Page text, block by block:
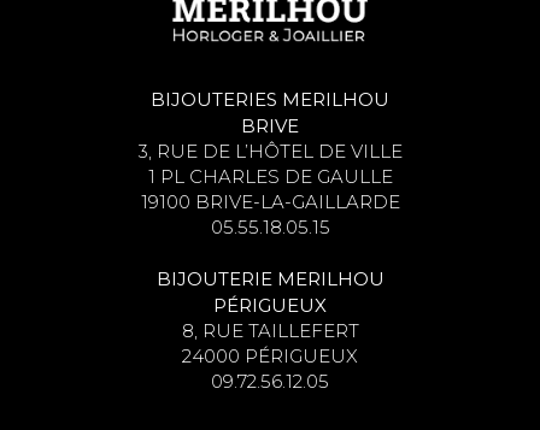
BIJOUTERIES MERILHOU
BRIVE
3, RUE DE L’HÔTEL DE VILLE
1 PL CHARLES DE GAULLE
19100 BRIVE-LA-GAILLARDE
05.55.18.05.15
BIJOUTERIE MERILHOU
PÉRIGUEUX
8, RUE TAILLEFERT
24000 PÉRIGUEUX
09.72.56.12.05